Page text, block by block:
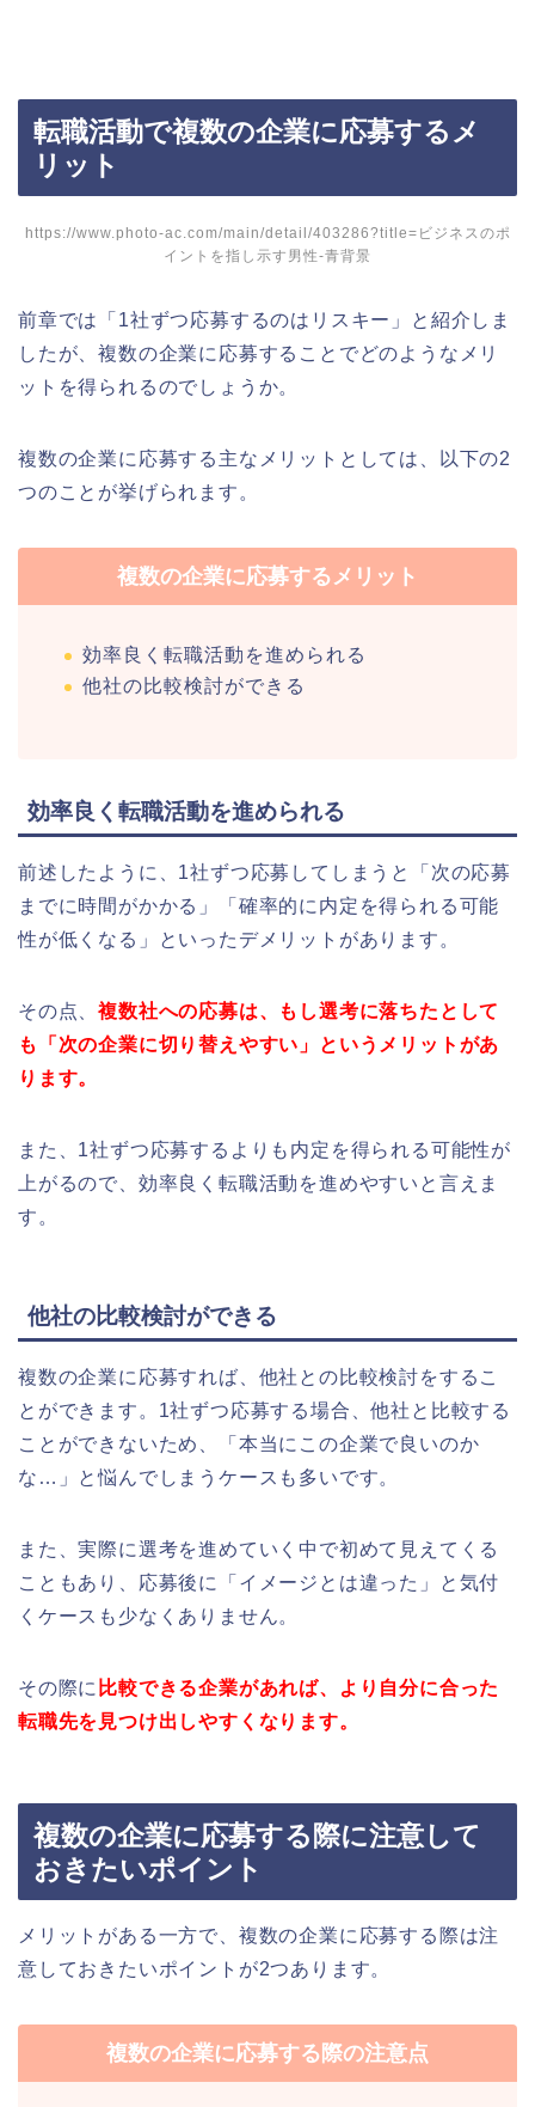
転職活動で複数の企業に応募するメ
リット
https://www.photo-ac.com/main/detail/403286?title=ビジネスのポ
イントを指し示す男性-青背景
前章では「1社ずつ応募するのはリスキー」と紹介しま
したが、複数の企業に応募することでどのようなメリ
ットを得られるのでしょうか。
複数の企業に応募する主なメリットとしては、以下の2
つのことが挙げられます。
複数の企業に応募するメリット
効率良く転職活動を進められる
他社の比較検討ができる
効率良く転職活動を進められる
前述したように、1社ずつ応募してしまうと「次の応募
までに時間がかかる」「確率的に内定を得られる可能
性が低くなる」といったデメリットがあります。
その点、複数社への応募は、もし選考に落ちたとして
も「次の企業に切り替えやすい」というメリットがあ
ります。
また、1社ずつ応募するよりも内定を得られる可能性が
上がるので、効率良く転職活動を進めやすいと言えま
す。
他社の比較検討ができる
複数の企業に応募すれば、他社との比較検討をするこ
とができます。1社ずつ応募する場合、他社と比較する
ことができないため、「本当にこの企業で良いのか
な…」と悩んでしまうケースも多いです。
また、実際に選考を進めていく中で初めて見えてくる
こともあり、応募後に「イメージとは違った」と気付
くケースも少なくありません。
その際に 比較できる企業があれば、より自分に合った
転職先を見つけ出しやすくなります。
複数の企業に応募する際に注意して
おきたいポイント
メリットがある一方で、複数の企業に応募する際は注
意しておきたいポイントが2つあります。
複数の企業に応募する際の注意点